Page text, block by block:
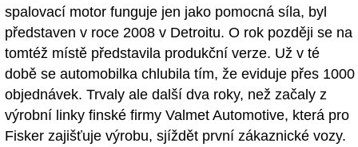
spalovací motor funguje jen jako pomocná síla, byl
představen v roce 2008 v Detroitu. O rok později se na
tomtéž místě představila produkční verze. Už v té
době se automobilka chlubila tím, že eviduje přes 1000
objednávek. Trvaly ale další dva roky, než začaly z
výrobní linky finské firmy Valmet Automotive, která pro
Fisker zajišťuje výrobu, sjíždět první zákaznické vozy.